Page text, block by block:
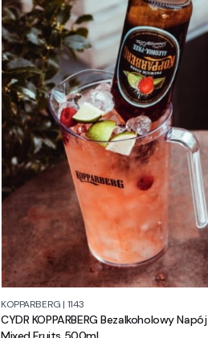
KOPPARBERG | 1143
CYDR KOPPARBERG Bezalkoholowy Napój